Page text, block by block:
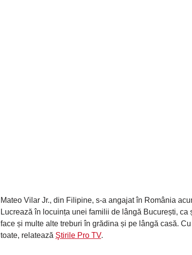
Mateo Vilar Jr., din Filipine, s-a angajat în România
Lucrează în locuința unei familii de lângă București,
face și multe alte treburi în grădina și pe lângă casă.
toate, relatează Ştirile Pro TV.